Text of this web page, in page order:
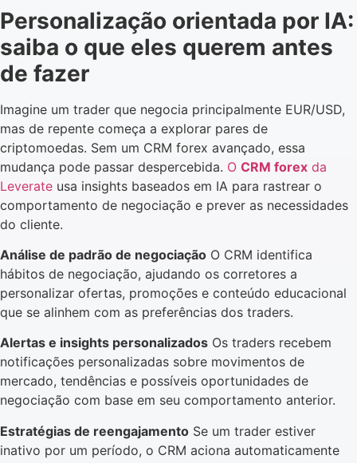
Personalização orientada por IA:
saiba o que eles querem antes
de fazer
Imagine um trader que negocia principalmente EUR/USD,
mas de repente começa a explorar pares de
criptomoedas. Sem um CRM forex avançado, essa
mudança pode passar despercebida. O CRM forex da
Leverate usa insights baseados em IA para rastrear o
comportamento de negociação e prever as necessidades
do cliente.
Análise de padrão de negociação O CRM identifica
hábitos de negociação, ajudando os corretores a
personalizar ofertas, promoções e conteúdo educacional
que se alinhem com as preferências dos traders.
Alertas e insights personalizados Os traders recebem
notificações personalizadas sobre movimentos de
mercado, tendências e possíveis oportunidades de
negociação com base em seu comportamento anterior.
Estratégias de reengajamento Se um trader estiver
inativo por um período, o CRM aciona automaticamente